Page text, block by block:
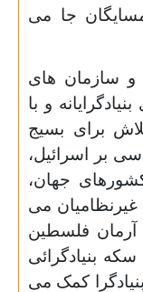
جا می
سازمان های
و با
برای بسیج
بر اسرائیل،
جهان،
می
آرمان فلسطین
بنیادگرائی
کمک می